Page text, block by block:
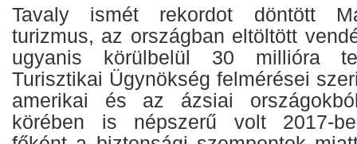
Tavaly ismét rekordot döntött
turizmus, az országban eltöltött
ugyanis körülbelül 30 millióra
Turisztikai Ügynökség felmérései
amerikai és az ázsiai
körében is népszerű volt 2017-